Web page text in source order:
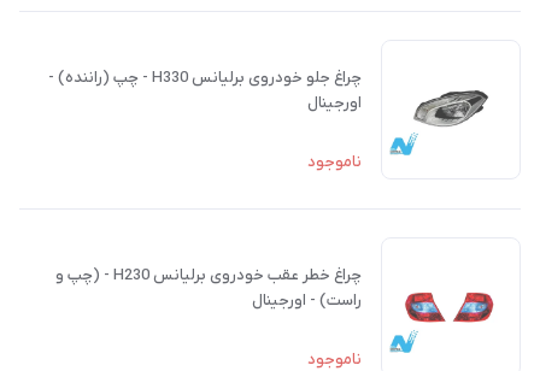
چراغ جلو خودروی برلیانس H330 - چپ (راننده) -
اورجینال
ناموجود
چراغ خطر عقب خودروی برلیانس H230 - (چپ و
راست) - اورجینال
ناموجود